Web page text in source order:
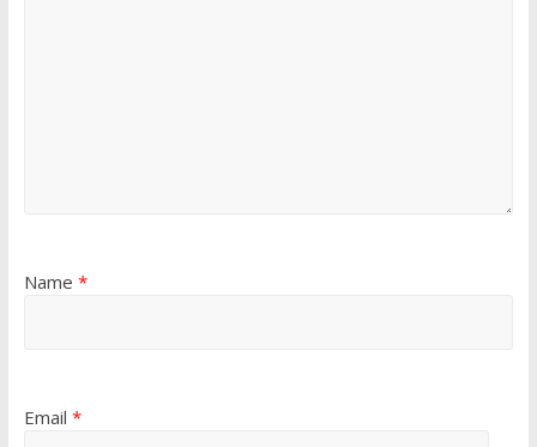
Name *
Email *